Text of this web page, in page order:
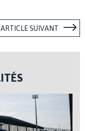
ARTICLE SUIVANT